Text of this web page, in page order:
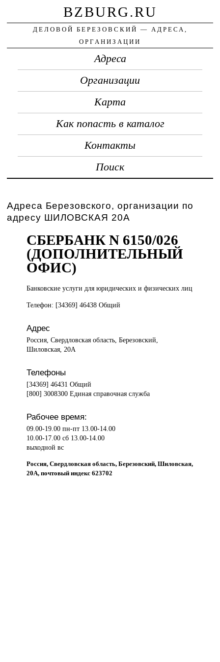
BZBURG.RU
ДЕЛОВОЙ БЕРЕЗОВСКИЙ — АДРЕСА,
ОРГАНИЗАЦИИ
Адреса
Организации
Карта
Как попасть в каталог
Контакты
Поиск
Адреса Березовского, организации по
адресу ШИЛОВСКАЯ 20А
СБЕРБАНК N 6150/026
(ДОПОЛНИТЕЛЬНЫЙ
ОФИС)
Банковские услугидля юридических и физических лиц
Телефон: [34369] 46438 Общий
Адрес
Россия, Свердловская область, Березовский,
Шиловская, 20А
Телефоны
[34369] 46431 Общий
[800] 3008300 Единая справочная служба
Рабочее время:
09.00-19.00 пн-пт 13.00-14.00
10.00-17.00 сб 13.00-14.00
выходной вс
Россия, Свердловская область, Березовский, Шиловская,
20А, почтовый индекс 623702